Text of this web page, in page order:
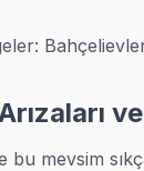
Teklif
mevsim